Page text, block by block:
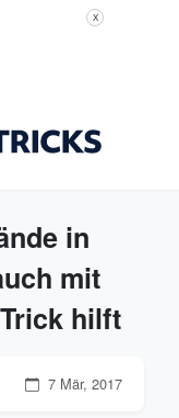
X
in
mit
hilft
7 Mär, 2017